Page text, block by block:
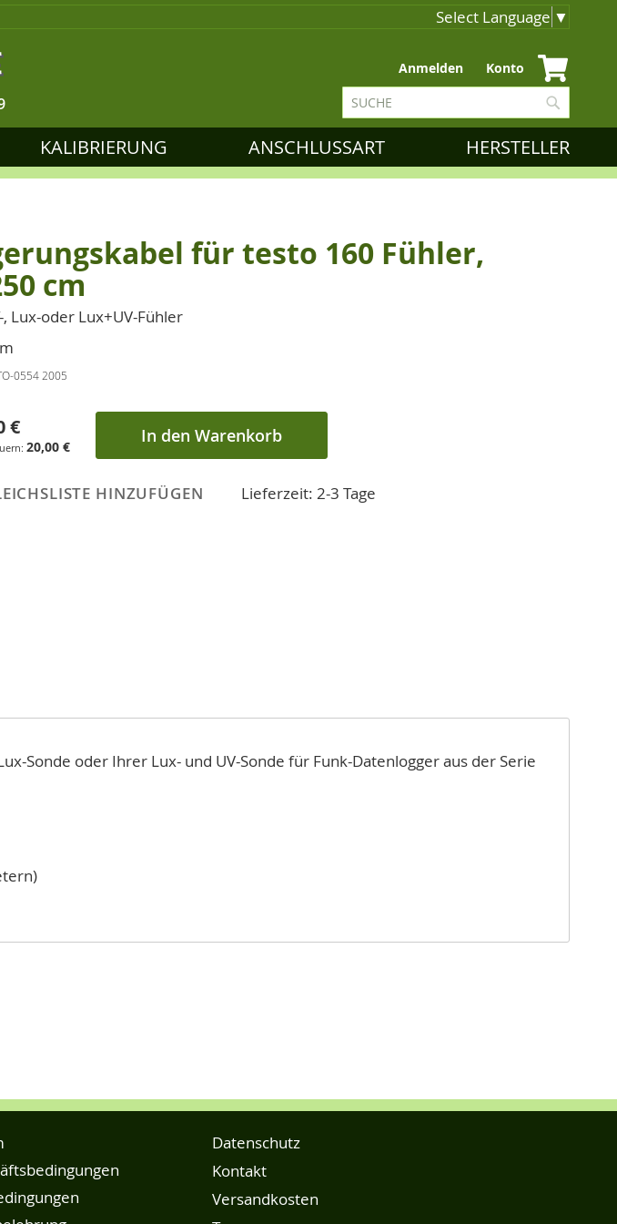
Select Language ▼
Zum
Inhalt
springen
Anmelden Konto
Suche
KALIBRIERUNG ANSCHLUSSART HERSTELLER
für testo 160 Fühler,
cm
Lux-oder Lux+UV-Fühler
0554 2005
€
20,00 € In den Warenkorb
HINZUFÜGEN Lieferzeit: 2-3 Tage
Sonde oder Ihrer Lux- und UV-Sonde für Funk-Datenlogger aus der Serie
Datenschutz
Kontakt
Versandkosten